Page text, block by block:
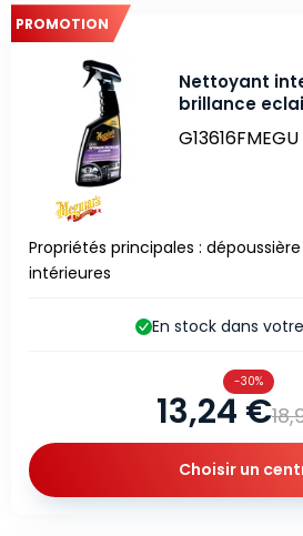
PROMOTION
Nettoyant
brillance
G13616FMEGU
Propriétés principales :
intérieures
13,24 €
-30%
En stock dans
Choisir un